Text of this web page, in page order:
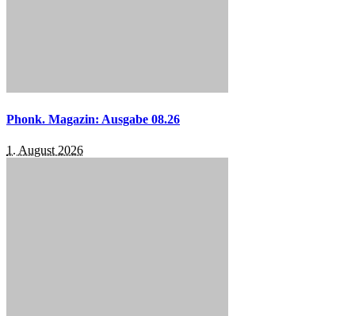
Phonk. Magazin: Ausgabe 08.26
1. August 2026